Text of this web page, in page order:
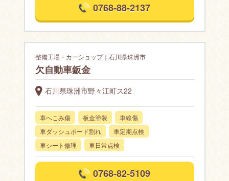
0768-88-2137
整備工場・カーショップ｜石川県珠洲市
欠自動車鈑金
石川県珠洲市野々江町ス22
車へこみ傷 板金塗装
車線傷
車ダッシュボード割れ
車定期点検
車シート修理
車日常点検
0768-82-5109